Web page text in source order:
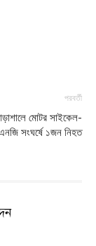
পরবর্তী
মোটর সাইকেল-
সংঘর্ষে ১জন নিহত